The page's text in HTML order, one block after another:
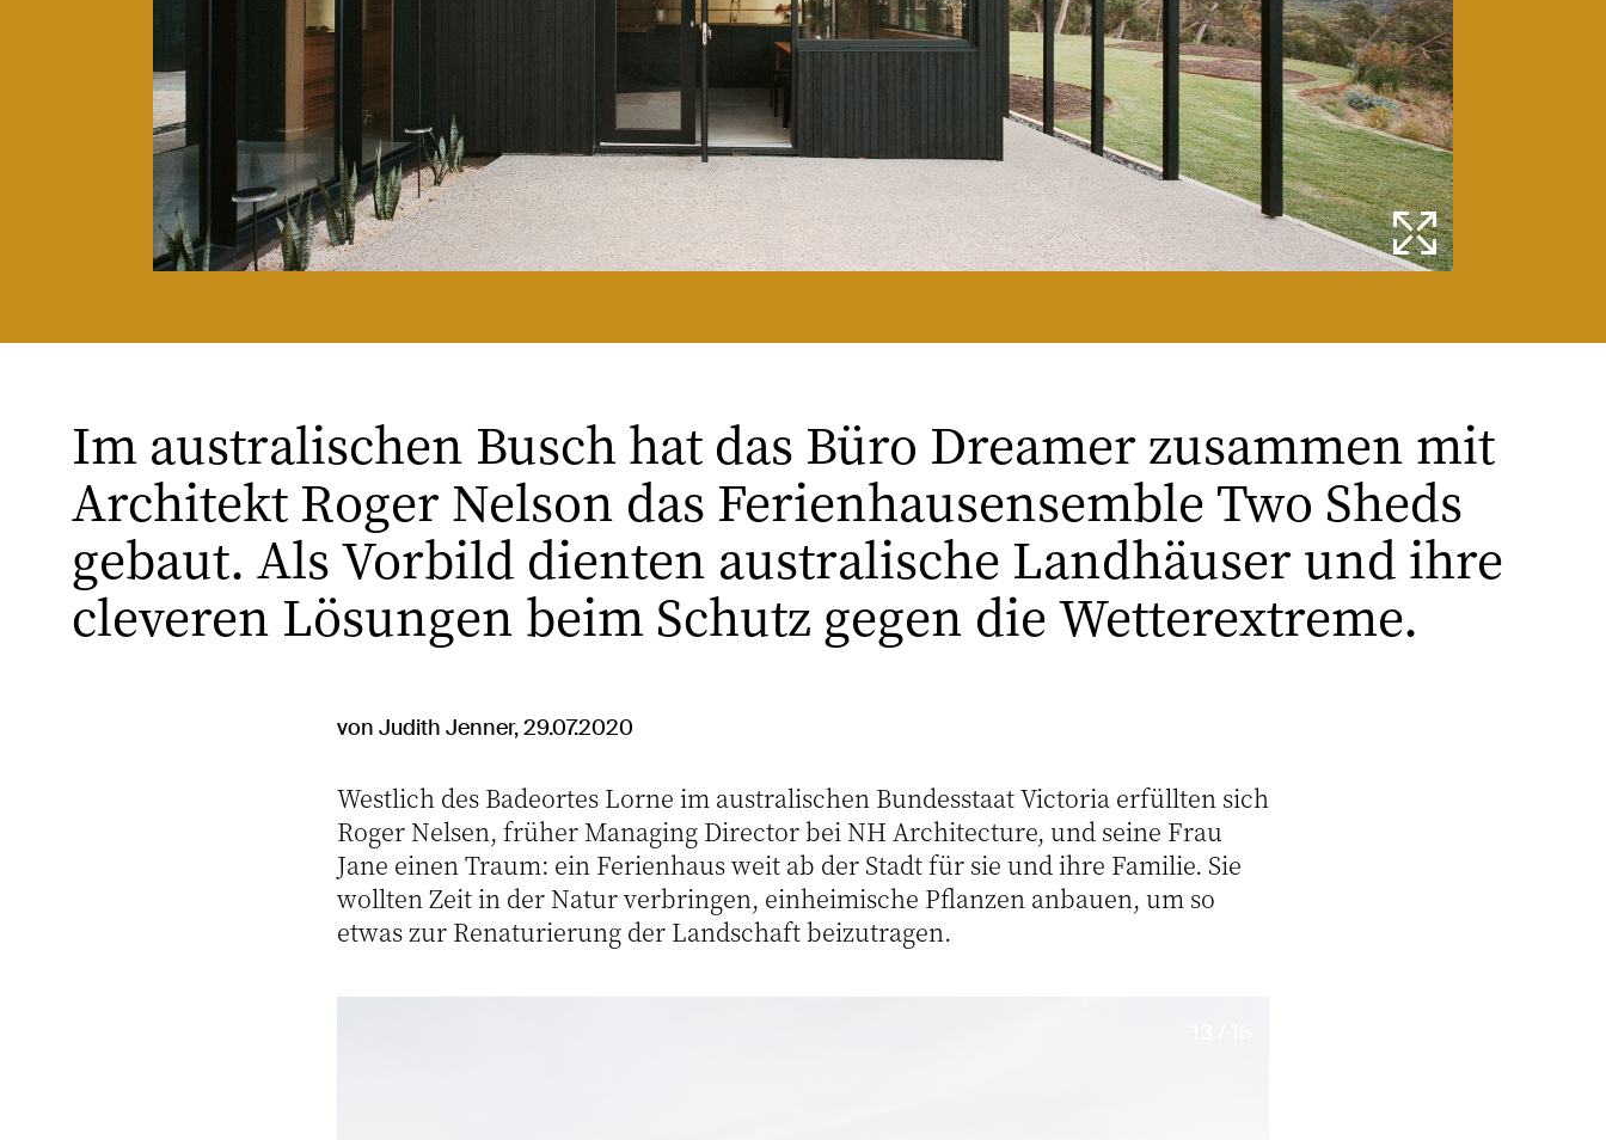
Im australischen Busch hat das Büro Dreamer zusammen mit
Architekt Roger Nelson das Ferienhausensemble Two Sheds
gebaut. Als Vorbild dienten australische Landhäuser und ihre
cleveren Lösungen beim Schutz gegen die Wetterextreme.
von Judith Jenner, 29.07.2020
Westlich des Badeortes Lorne im australischen Bundesstaat Victoria erfüllten sich
Roger Nelsen, früher Managing Director bei NH Architecture, und seine Frau
Jane einen Traum: ein Ferienhaus weit ab der Stadt für sie und ihre Familie. Sie
wollten Zeit in der Natur verbringen, einheimische Pflanzen anbauen, um so
etwas zur Renaturierung der Landschaft beizutragen.